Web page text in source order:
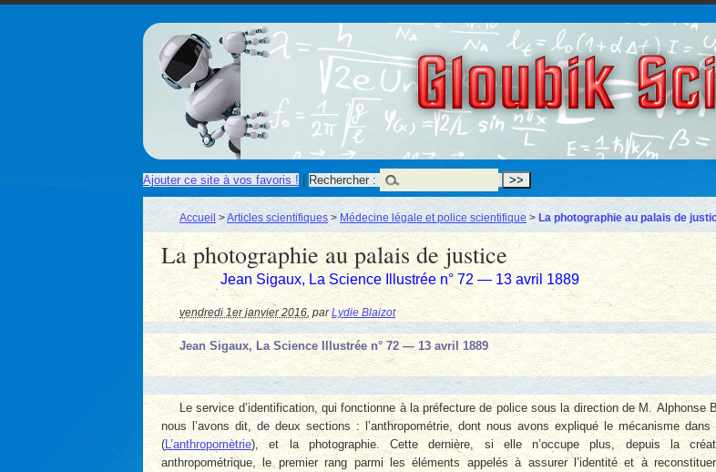
Ajouter ce site à vos favoris ! | Rechercher :
Accueil >Articles scientifiques > Médecine légale et police scientifique > La photographie au palais de
La photographie au palais de justice
Jean Sigaux, La Science Illustrée n° 72 — 13 avril 1889
vendredi 1er janvier 2016,parLydie Blaizot
Jean Sigaux, La Science Illustrée n° 72 — 13 avril 1889
Le service d’identification, qui fonctionne à la préfecture de police sous la direction de M. Alphonse
nous l’avons dit, de deux sections : l’anthropométrie, dont nous avons expliqué le mécanisme dans
( L’anthropomètrie), et la photographie. Cette dernière, si elle n’occupe plus, depuis la
anthropométrique, le premier rang parmi les éléments appelés à assurer l’identité et à